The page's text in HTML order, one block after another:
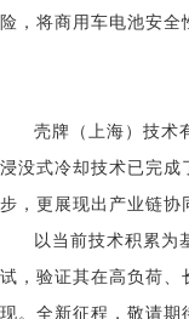
险，将商用车电池安全
壳牌（上海）技术
浸没式冷却技术已完
步，更展现出产业链协
以当前技术积累为
试，验证其在高负荷
现。全新征程，敬请期